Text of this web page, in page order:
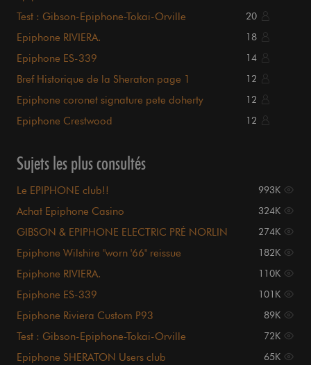
Test : Gibson-Epiphone-Tokai-Orville 20
Epiphone RIVIERA. 18
Epiphone ES-339 14
Bref Historique de la Sheraton page 1 12
Epiphone coronet signature pete doherty 12
Epiphone Crestwood 12
Sujets les plus consultés
Le EPIPHONE club!! 993K
Achat Epiphone Casino 324K
GIBSON & EPIPHONE ELECTRIC PRÉ NORLIN 274K
Epiphone Wilshire "worn '66" reissue 182K
Epiphone RIVIERA. 110K
Epiphone ES-339 101K
Epiphone Riviera Custom P93 89K
Test : Gibson-Epiphone-Tokai-Orville 72K
Epiphone SHERATON Users club 65K